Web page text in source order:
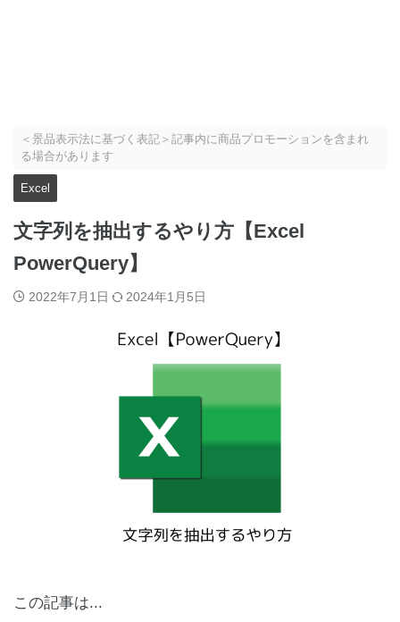
＜景品表示法に基づく表記＞記事内に商品プロモーションを含まれ
る場合があります
Excel
文字列を抽出するやり方【Excel
PowerQuery】
2022年7月1日 2024年1月5日
この記事は...